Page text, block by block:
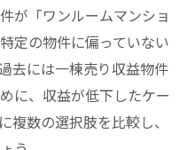
が「ワンルームマンショ
定の物件に偏っていない
去には一棟売り収益物件
に、収益が低下したケー
複数の選択肢を比較し、